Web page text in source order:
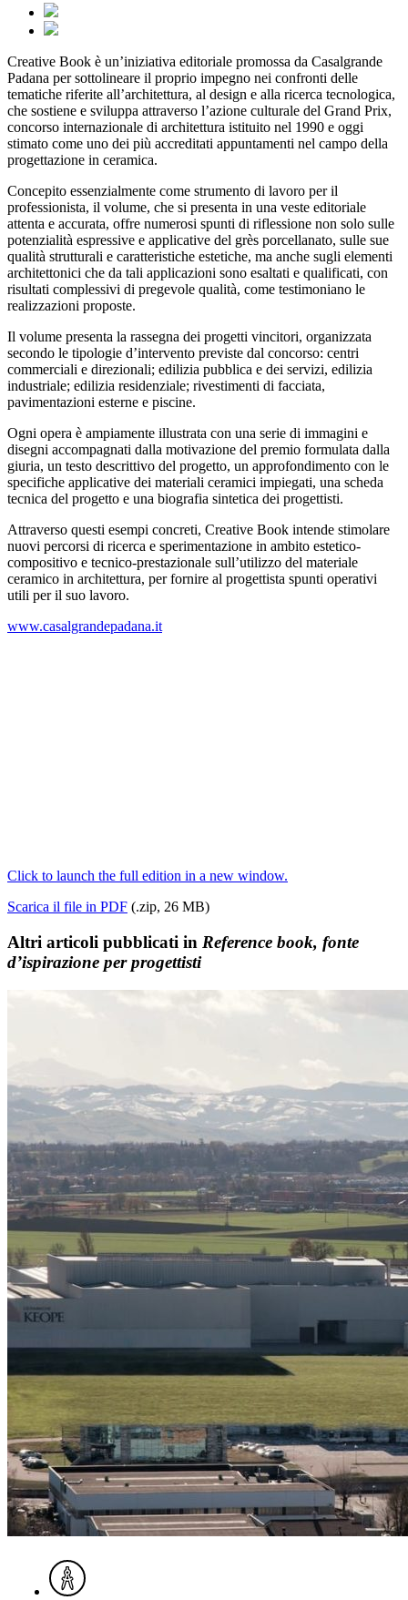
Creative Book è un’iniziativa editoriale promossa da Casalgrande
Padana per sottolineare il proprio impegno nei confronti delle
tematiche riferite all’architettura, al design e alla ricerca tecnologica,
che sostiene e sviluppa attraverso l’azione culturale del Grand Prix,
concorso internazionale di architettura istituito nel 1990 e oggi
stimato come uno dei più accreditati appuntamenti nel campo della
progettazione in ceramica.
Concepito essenzialmente come strumento di lavoro per il
professionista, il volume, che si presenta in una veste editoriale
attenta e accurata, offre numerosi spunti di riflessione non solo sulle
potenzialità espressive e applicative del grès porcellanato, sulle sue
qualità strutturali e caratteristiche estetiche, ma anche sugli elementi
architettonici che da tali applicazioni sono esaltati e qualificati, con
risultati complessivi di pregevole qualità, come testimoniano le
realizzazioni proposte.
Il volume presenta la rassegna dei progetti vincitori, organizzata
secondo le tipologie d’intervento previste dal concorso: centri
commerciali e direzionali; edilizia pubblica e dei servizi, edilizia
industriale; edilizia residenziale; rivestimenti di facciata,
pavimentazioni esterne e piscine.
Ogni opera è ampiamente illustrata con una serie di immagini e
disegni accompagnati dalla motivazione del premio formulata dalla
giuria, un testo descrittivo del progetto, un approfondimento con le
specifiche applicative dei materiali ceramici impiegati, una scheda
tecnica del progetto e una biografia sintetica dei progettisti.
Attraverso questi esempi concreti, Creative Book intende stimolare
nuovi percorsi di ricerca e sperimentazione in ambito estetico-
compositivo e tecnico-prestazionale sull’utilizzo del materiale
ceramico in architettura, per fornire al progettista spunti operativi
utili per il suo lavoro.
www.casalgrandepadana.it
Click to launch the full edition in a new window.
Scarica il file in PDF (.zip, 26 MB)
Altri articoli pubblicati in Reference book, fonte
d’ispirazione per progettisti